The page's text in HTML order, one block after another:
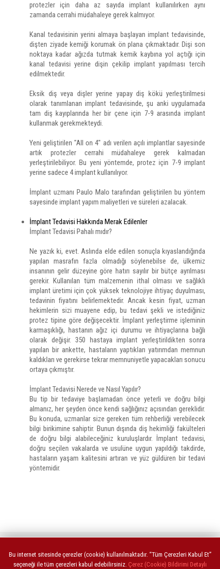
protezler için daha az sayıda implant kullanılırken aynı
zamanda cerrahi müdahaleye gerek kalmıyor.
Kanal tedavisinin yerini almaya başlayan implant tedavisinde,
dişten ziyade kemiği korumak ön plana çıkmaktadır. Dişi son
noktaya kadar ağızda tutmak kemik kaybına yol açtığı için
kanal tedavisi yerine dişin çekilip implant yapılması tercih
edilmektedir.
Eksik diş veya dişler yerine yapay diş kökü yerleştirilmesi
olarak tanımlanan implant tedavisinde, şu anki uygulamada
tam diş kayıplarında her bir çene için 7-9 arasında implant
kullanmak gerekmekteydi.
Yeni geliştirilen "All on 4" adı verilen açılı implantlar sayesinde
artık protezler cerrahi müdahaleye gerek kalmadan
yerleştirilebiliyor. Bu yeni yöntemde, protez için 7-9 implant
yerine sadece 4 implant kullanılıyor.
İmplant uzmanı Paulo Malo tarafından geliştirilen bu yöntem
sayesinde implant yapım maliyetleri ve süreleri azalacak.
İmplant Tedavisi Hakkında Merak Edilenler
İmplant Tedavisi Pahalı mıdır?
Ne yazık ki, evet. Aslında elde edilen sonuçla kıyaslandığında
yapılan masrafın fazla olmadığı söylenebilse de, ülkemiz
insanının gelir düzeyine göre hatırı sayılır bir bütçe ayrılması
gerekir. Kullanılan tüm malzemenin ithal olması ve sağlıklı
implant üretimi için çok yüksek teknolojiye ihtiyaç duyulması,
tedavinin fiyatını belirlemektedir. Ancak kesin fiyat, uzman
hekimlerin sizi muayene edip, bu tedavi şekli ve istediğiniz
protez tipine göre değişecektir. İmplant yerleştirme işleminin
karmaşıklığı, hastanın ağız içi durumu ve ihtiyaçlarına bağlı
olarak değişir. 350 hastaya implant yerleştirildikten sonra
yapılan bir ankette, hastaların yaptıkları yatırımdan memnun
kaldıkları ve gerekirse tekrar memnuniyetle yapacakları sonucu
ortaya çıkmıştır.
İmplant Tedavisi Nerede ve Nasıl Yapılır?
Bu tip bir tedaviye başlamadan önce yeterli ve doğru bilgi
almanız, her şeyden önce kendi sağlığınız açısından gereklidir.
Bu konuda, uzmanlar size gereken tüm rehberliği verebilecek
bilgi birikimine sahiptir. Bunun dışında diş hekimliği fakülteleri
de doğru bilgi alabileceğiniz kuruluşlardır. İmplant tedavisi,
doğru seçilen vakalarda ve usulüne uygun yapıldığı takdirde,
hastaların yaşam kalitesini artıran ve yüz güldüren bir tedavi
yöntemidir.
Bu internet sitesinde çerezler (cookie) kullanılmaktadır. “Tüm Çerezleri Kabul Et”
seçeneği ile tüm çerezleri kabul edebilirsiniz. Çerez (Cookie) Bildirimi Detaylı